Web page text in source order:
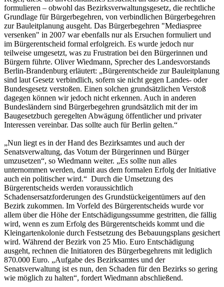
formulieren – obwohl das Bezirksverwaltungsgesetz, die rechtliche
Grundlage für Bürgerbegehren, von verbindlichen Bürgerbegehren
zur Bauleitplanung ausgeht. Das Bürgerbegehren "Mediaspree
versenken" in 2007 war ebenfalls nur als Ersuchen formuliert und
im Bürgerentscheid formal erfolgreich. Es wurde jedoch nur
teilweise umgesetzt, was zu Frustration bei den Bürgerinnen und
Bürgern führte. Oliver Wiedmann, Sprecher des Landesvorstands
Berlin-Brandenburg erläutert: „Bürgerentscheide zur Bauleitplanung
sind laut Gesetz verbindlich, sofern sie nicht gegen Landes- oder
Bundesgesetz verstoßen. Einen solchen grundsätzlichen Verstoß
dagegen können wir jedoch nicht erkennen. Auch in anderen
Bundesländern sind Bürgerbegehren grundsätzlich mit der im
Baugesetzbuch geregelten Abwägung öffentlicher und privater
Interessen vereinbar. Das sollte auch für Berlin gelten.“
„Nun liegt es in der Hand des Bezirksamtes und auch der
Senatsverwaltung, das Votum der Bürgerinnen und Bürger
umzusetzen“, so Wiedmann weiter. „Es sollte nun alles
unternommen werden, damit aus dem formalen Erfolg der Initiative
auch ein politischer wird.“ Durch die Umsetzung des
Bürgerentscheids werden voraussichtlich
Schadensersatzforderungen des Grundstückeigentümers auf den
Bezirk zukommen. Im Vorfeld des Bürgerentscheids wurde vor
allem über die Höhe der Entschädigungssumme gestritten, die fällig
wird, wenn es zum Erfolg des Bürgerentscheids kommt und die
Kleingartenkolonie durch Festsetzung des Bebauungsplans gesichert
wird. Während der Bezirk von 25 Mio. Euro Entschädigung
ausgeht, rechnen die Initiatoren des Bürgerbegehrens mit lediglich
870.000 Euro. „Aufgabe des Bezirksamtes und der
Senatsverwaltung ist es nun, den Schaden für den Bezirks so gering
wie möglich zu halten“, fordert Wiedmann abschließend.